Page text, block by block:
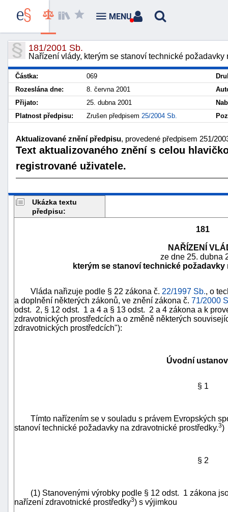
181/2001 Sb.
Nařízení vlády, kterým se stanoví technické
Částka: 069
Rozeslána dne:
8. června 2001
Přijato:
25. dubna 2001
Platnost předpisu:
Zrušen předpisem 25/2004 Sb.
Aktualizované znění předpisu, provedené předpisem 251/
Text aktualizovaného znění s celou
registrované uživatele.
Ukázka textu
předpisu:
181
NAŘÍZENÍ
ze dne 25. dubna
kterým se stanoví technické
Vláda nařizuje podle § 22 zákona č. 22/1997 Sb., o
a doplnění některých zákonů, ve znění zákona č. 71/2000
odst. 2, § 12 odst. 1 a 4 a § 13 odst. 2 a 4 zákona a k
zdravotnických prostředcích a o změně některých
zdravotnických prostředcích"):
Úvodní
§ 1
Tímto nařízením se v souladu s právem Evropských
stanoví technické požadavky na zdravotnické prostředky.3)
§ 2
(1) Stanovenými výrobky podle § 12 odst. 1 zákona
nařízení zdravotnické prostředky3) s výjimkou
MENU
škody